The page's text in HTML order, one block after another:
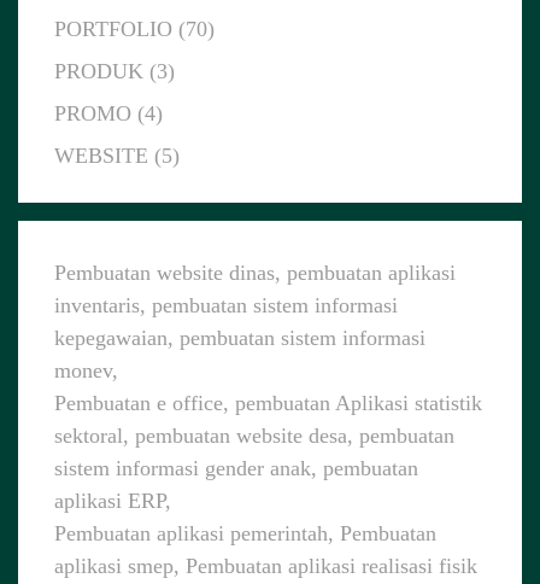
PORTFOLIO (70)
PRODUK (3)
PROMO (4)
WEBSITE (5)
Pembuatan website dinas, pembuatan aplikasi
inventaris, pembuatan sistem informasi
kepegawaian, pembuatan sistem informasi
monev,
Pembuatan e office, pembuatan Aplikasi statistik
sektoral, pembuatan website desa, pembuatan
sistem informasi gender anak, pembuatan
aplikasi ERP,
Pembuatan aplikasi pemerintah, Pembuatan
aplikasi smep, Pembuatan aplikasi realisasi fisik